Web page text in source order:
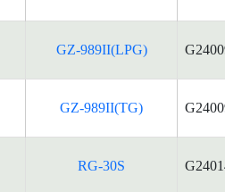
GZ-989II(LPG)
GZ-989II(TG)
RG-30S